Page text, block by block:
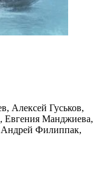
Алексей Гуськов,
Евгения Манджиева,
Андрей Филиппак,